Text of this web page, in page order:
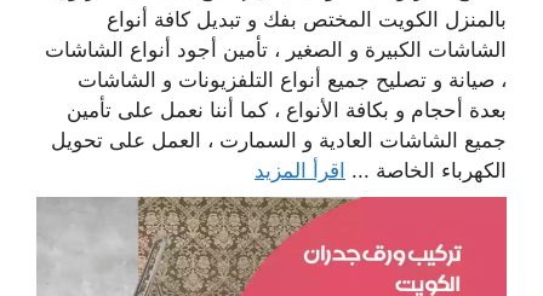
بالمنزل الكويت المختص بفك و تبديل كافة أنواع
الشاشات الكبيرة و الصغير ، تأمين أجود أنواع الشاشات
، صيانة و تصليح جميع أنواع التلفزيونات و الشاشات
بعدة أحجام و بكافة الأنواع ، كما أننا نعمل على تأمين
جميع الشاشات العادية و السمارت ، العمل على تحويل
الكهرباء الخاصة ... اقرأ المزيد